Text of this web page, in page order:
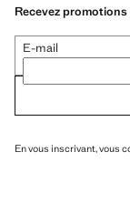
Recevez
E-mail
En vous inscrivant, vous